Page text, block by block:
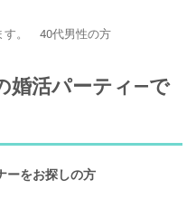
す。 40代男性の方
婚活パーティ―で
ーをお探しの方